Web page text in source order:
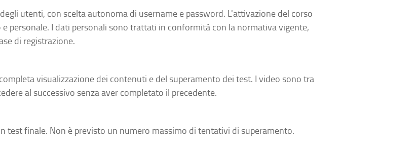
utenti, con scelta autonoma di username e password. L'attivazione del corso
personale. I dati personali sono trattati in conformità con la normativa vigente,
di registrazione.
visualizzazione dei contenuti e del superamento dei test. I video sono tra
al successivo senza aver completato il precedente.
test finale. Non è previsto un numero massimo di tentativi di superamento.